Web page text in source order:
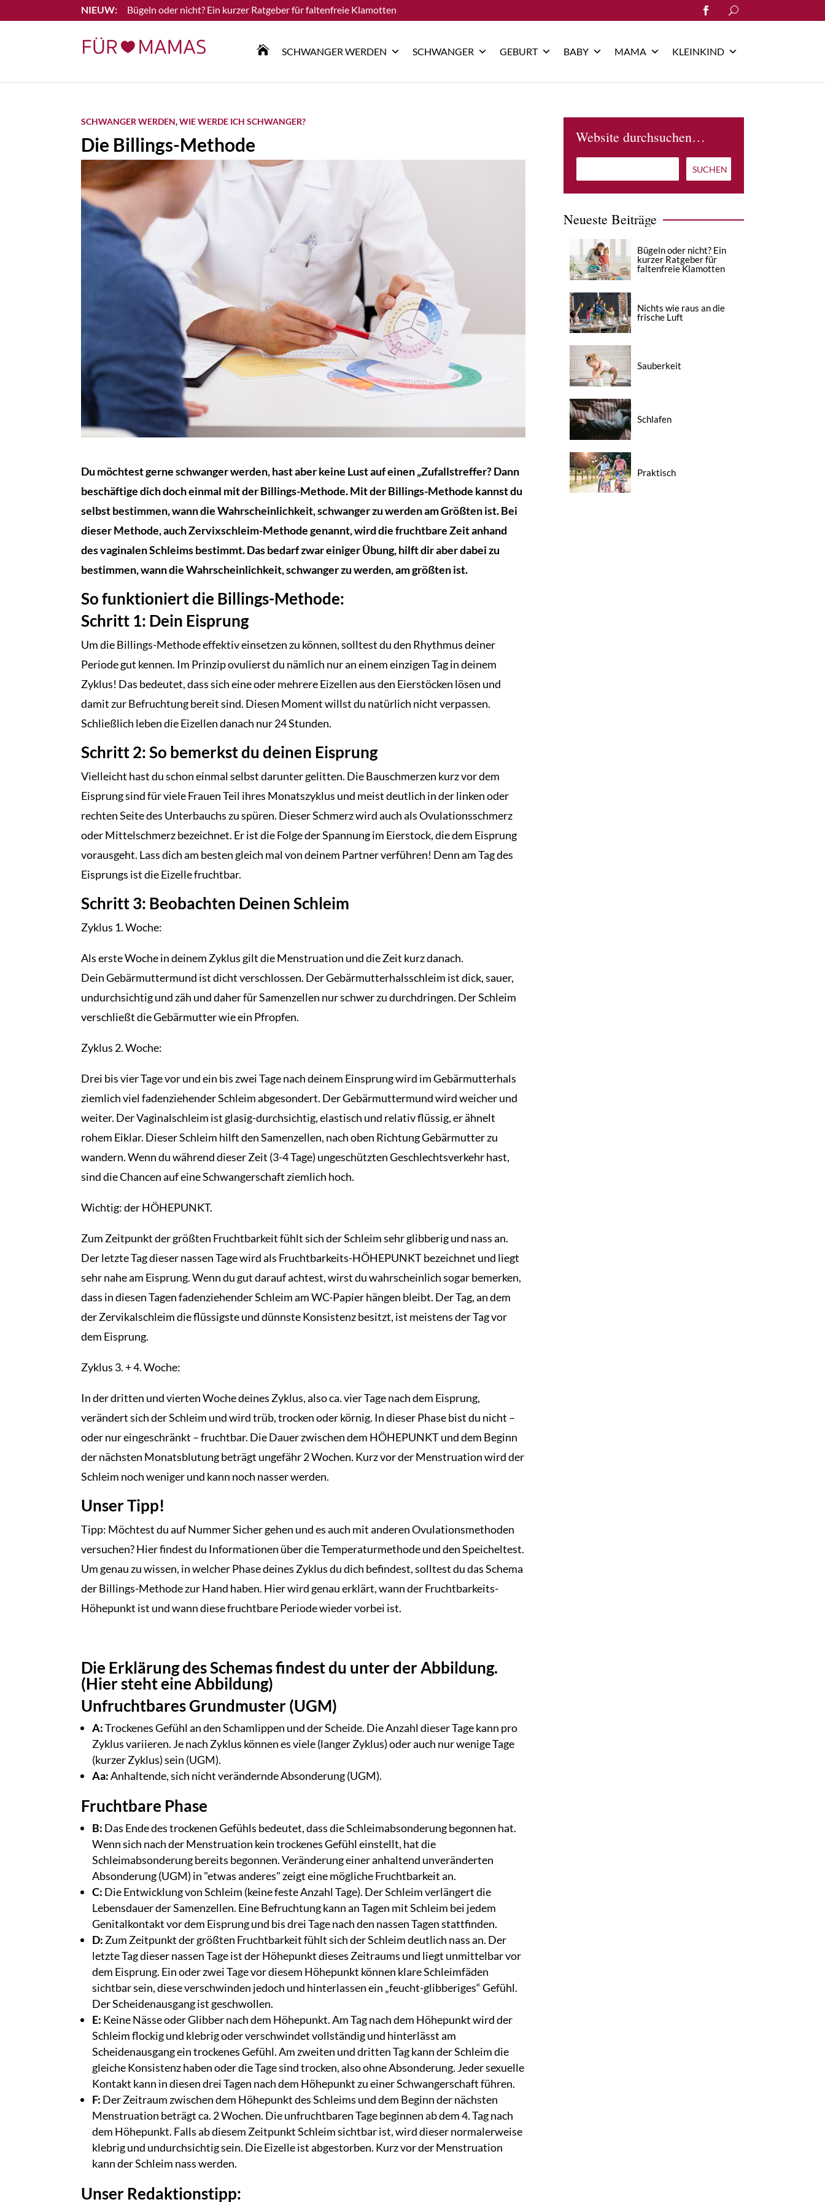
Bügeln oder nicht? Ein kurzer Ratgeber für faltenfreie Klamotten
Lesen Sie mehr
Search
for:
 SCHWANGER WERDEN SCHWANGER GEBURT BABY MAMA KLEINKIND
SCHWANGER WERDEN,WIE WERDE ICH SCHWANGER?
Die Billings-Methode
Du möchtest gerne schwanger werden, hast aber keine Lust auf einen „Zufallstreffer? Dann
beschäftige dich doch einmal mit der Billings-Methode. Mit der Billings-Methode kannst du
selbst bestimmen, wann die Wahrscheinlichkeit, schwanger zu werden am Größten ist. Bei
dieser Methode, auch Zervixschleim-Methode genannt, wird die fruchtbare Zeit anhand
des vaginalen Schleims bestimmt. Das bedarf zwar einiger Übung, hilft dir aber dabei zu
bestimmen, wann die Wahrscheinlichkeit, schwanger zu werden, am größten ist.
So funktioniert die Billings-Methode:
Schritt 1: Dein Eisprung
Um die Billings-Methode effektiv einsetzen zu können, solltest du den Rhythmus deiner
Periode gut kennen. Im Prinzip ovulierst du nämlich nur an einem einzigen Tag in deinem
Zyklus! Das bedeutet, dass sich eine oder mehrere Eizellen aus den Eierstöcken lösen und
damit zur Befruchtung bereit sind. Diesen Moment willst du natürlich nicht verpassen.
Schließlich leben die Eizellen danach nur 24 Stunden.
Schritt 2: So bemerkst du deinen Eisprung
Vielleicht hast du schon einmal selbst darunter gelitten. Die Bauschmerzen kurz vor dem
Eisprung sind für viele Frauen Teil ihres Monatszyklus und meist deutlich in der linken oder
rechten Seite des Unterbauchs zu spüren. Dieser Schmerz wird auch als Ovulationsschmerz
oder Mittelschmerz bezeichnet. Er ist die Folge der Spannung im Eierstock, die dem Eisprung
vorausgeht. Lass dich am besten gleich mal von deinem Partner verführen! Denn am Tag des
Eisprungs ist die Eizelle fruchtbar.
Schritt 3: Beobachten Deinen Schleim
Zyklus 1. Woche:
Als erste Woche in deinem Zyklus gilt die Menstruation und die Zeit kurz danach.
Dein Gebärmuttermund ist dicht verschlossen. Der Gebärmutterhalsschleim ist dick, sauer,
undurchsichtig und zäh und daher für Samenzellen nur schwer zu durchdringen. Der Schleim
verschließt die Gebärmutter wie ein Pfropfen.
Zyklus 2. Woche:
Drei bis vier Tage vor und ein bis zwei Tage nach deinem Einsprung wird im Gebärmutterhals
ziemlich viel fadenziehender Schleim abgesondert. Der Gebärmuttermund wird weicher und
weiter. Der Vaginalschleim ist glasig-durchsichtig, elastisch und relativ flüssig, er ähnelt
rohem Eiklar. Dieser Schleim hilft den Samenzellen, nach oben Richtung Gebärmutter zu
wandern. Wenn du während dieser Zeit (3-4 Tage) ungeschützten Geschlechtsverkehr hast,
sind die Chancen auf eine Schwangerschaft ziemlich hoch.
Wichtig: der HÖHEPUNKT.
Zum Zeitpunkt der größten Fruchtbarkeit fühlt sich der Schleim sehr glibberig und nass an.
Der letzte Tag dieser nassen Tage wird als Fruchtbarkeits-HÖHEPUNKT bezeichnet und liegt
sehr nahe am Eisprung. Wenn du gut darauf achtest, wirst du wahrscheinlich sogar bemerken,
dass in diesen Tagen fadenziehender Schleim am WC-Papier hängen bleibt. Der Tag, an dem
der Zervikalschleim die flüssigste und dünnste Konsistenz besitzt, ist meistens der Tag vor
dem Eisprung.
Zyklus 3. + 4. Woche:
In der dritten und vierten Woche deines Zyklus, also ca. vier Tage nach dem Eisprung,
verändert sich der Schleim und wird trüb, trocken oder körnig. In dieser Phase bist du nicht –
oder nur eingeschränkt – fruchtbar. Die Dauer zwischen dem HÖHEPUNKT und dem Beginn
der nächsten Monatsblutung beträgt ungefähr 2 Wochen. Kurz vor der Menstruation wird der
Schleim noch weniger und kann noch nasser werden.
Unser Tipp!
Tipp: Möchtest du auf Nummer Sicher gehen und es auch mit anderen Ovulationsmethoden
versuchen? Hier findest du Informationen über die Temperaturmethode und den Speicheltest.
Um genau zu wissen, in welcher Phase deines Zyklus du dich befindest, solltest du das Schema
der Billings-Methode zur Hand haben. Hier wird genau erklärt, wann der Fruchtbarkeits-
Höhepunkt ist und wann diese fruchtbare Periode wieder vorbei ist.
Die Erklärung des Schemas findest du unter der Abbildung.
(Hier steht eine Abbildung)
Unfruchtbares Grundmuster (UGM)
A:Trockenes Gefühl an den Schamlippen und der Scheide. Die Anzahl dieser Tage kann pro
Zyklus variieren. Je nach Zyklus können es viele (langer Zyklus) oder auch nur wenige Tage
(kurzer Zyklus) sein (UGM).
Aa:Anhaltende, sich nicht verändernde Absonderung (UGM).
Fruchtbare Phase
B: Das Ende des trockenen Gefühls bedeutet, dass die Schleimabsonderung begonnen hat.
Wenn sich nach der Menstruation kein trockenes Gefühl einstellt, hat die
Schleimabsonderung bereits begonnen. Veränderung einer anhaltend unveränderten
Absonderung (UGM) in "etwas anderes" zeigt eine mögliche Fruchtbarkeit an.
C: Die Entwicklung von Schleim (keine feste Anzahl Tage). Der Schleim verlängert die
Lebensdauer der Samenzellen. Eine Befruchtung kann an Tagen mit Schleim bei jedem
Genitalkontakt vor dem Eisprung und bis drei Tage nach den nassen Tagen stattfinden.
D: Zum Zeitpunkt der größten Fruchtbarkeit fühlt sich der Schleim deutlich nass an. Der
letzte Tag dieser nassen Tage ist der Höhepunkt dieses Zeitraums und liegt unmittelbar vor
dem Eisprung. Ein oder zwei Tage vor diesem Höhepunkt können klare Schleimfäden
sichtbar sein, diese verschwinden jedoch und hinterlassen ein „feucht-glibberiges“ Gefühl.
Der Scheidenausgang ist geschwollen.
E: Keine Nässe oder Glibber nach dem Höhepunkt. Am Tag nach dem Höhepunkt wird der
Schleim flockig und klebrig oder verschwindet vollständig und hinterlässt am
Scheidenausgang ein trockenes Gefühl. Am zweiten und dritten Tag kann der Schleim die
gleiche Konsistenz haben oder die Tage sind trocken, also ohne Absonderung. Jeder sexuelle
Kontakt kann in diesen drei Tagen nach dem Höhepunkt zu einer Schwangerschaft führen.
F: Der Zeitraum zwischen dem Höhepunkt des Schleims und dem Beginn der nächsten
Menstruation beträgt ca. 2 Wochen. Die unfruchtbaren Tage beginnen ab dem 4. Tag nach
dem Höhepunkt. Falls ab diesem Zeitpunkt Schleim sichtbar ist, wird dieser normalerweise
klebrig und undurchsichtig sein. Die Eizelle ist abgestorben. Kurz vor der Menstruation
kann der Schleim nass werden.
Unser Redaktionstipp:
Website durchsuchen…
Neueste Beiträge
Bügeln oder nicht? Ein
kurzer Ratgeber für
faltenfreie Klamotten
Nichts wie raus an die
frische Luft
Sauberkeit
Schlafen
Praktisch